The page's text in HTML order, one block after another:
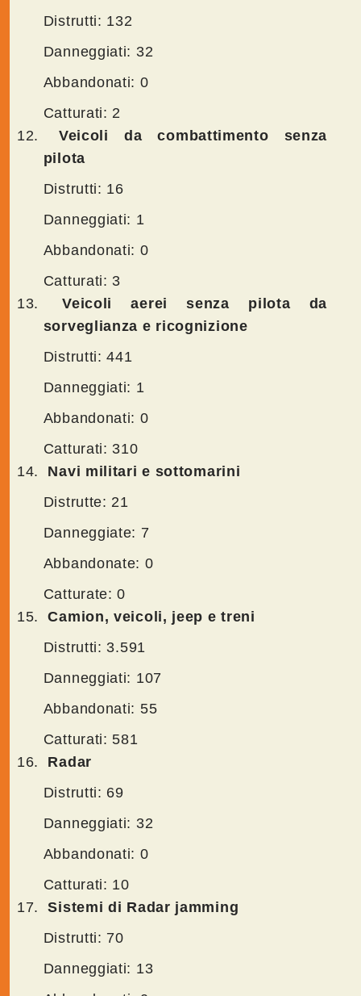
Distrutti: 132
Danneggiati: 32
Abbandonati: 0
Catturati: 2
Veicoli da combattimento senza
pilota
Distrutti: 16
Danneggiati: 1
Abbandonati: 0
Catturati: 3
Veicoli aerei senza pilota da
sorveglianza e ricognizione
Distrutti: 441
Danneggiati: 1
Abbandonati: 0
Catturati: 310
Navi militari e sottomarini
Distrutte: 21
Danneggiate: 7
Abbandonate: 0
Catturate: 0
Camion, veicoli, jeep e treni
Distrutti: 3.591
Danneggiati: 107
Abbandonati: 55
Catturati: 581
Radar
Distrutti: 69
Danneggiati: 32
Abbandonati: 0
Catturati: 10
Sistemi di Radar jamming
Distrutti: 70
Danneggiati: 13